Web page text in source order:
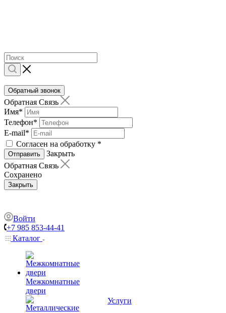
Обратный звонок
Обратная Связь
Имя*
Телефон*
E-mail*
Согласен на обработку *
Отправить
Закрыть
Обратная Связь
Сохранено
Закрыть
Войти
+7 985 853-44-41
Каталог
Межкомнатные
двери
Услуги